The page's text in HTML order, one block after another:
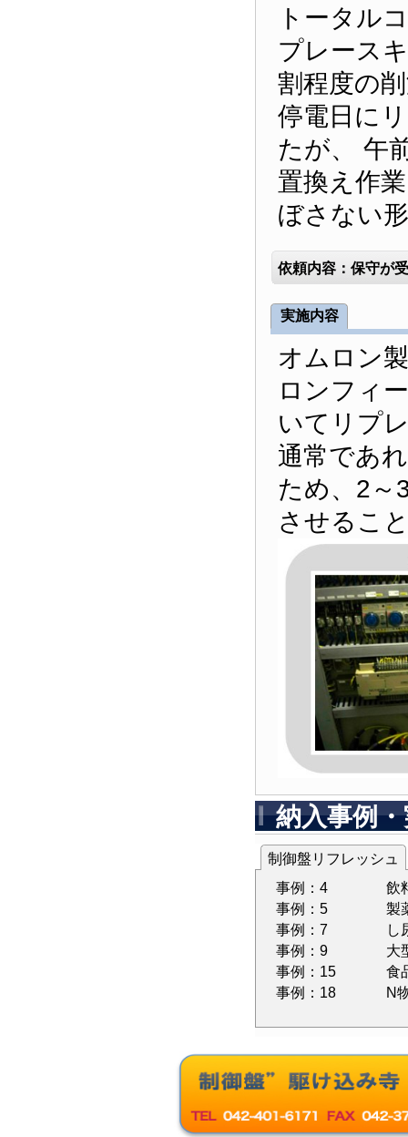
トータル
プレース
割程度の
停電日に
たが、 午
置換え作
ぼさない
依頼内容：保守が
実施内容
オムロン
ロンフィ
いてリプ
通常であ
ため、2～
させるこ
納入事例
制御盤リフレッシュ
事例：4
飲
事例：5
製
事例：7
し
事例：9
大
事例：15
食
事例：18
N